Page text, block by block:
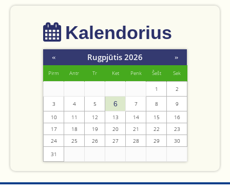
Kalendorius
« Rugpjūtis 2026 »
Pirm Antr Tr Ket Penk Šešt Sek
1 2
3 4 5 6 7 8
9
10
11 12 13 14 15
16
17
18 19 20 21 22
23
24
25 26 27 28 29
30
31